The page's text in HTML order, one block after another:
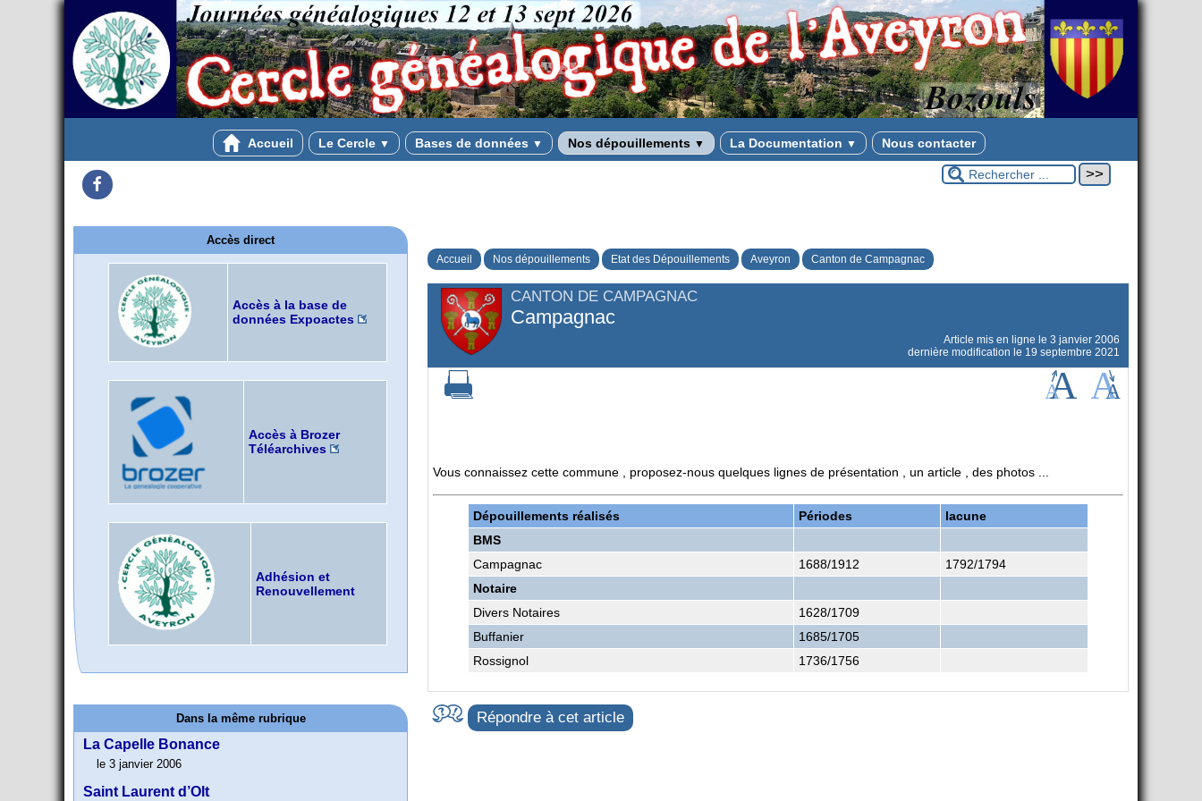
Accueil Le Cercle ▼ Bases de données ▼ Nos dépouillements ▼ La Documentation ▼ Nous contacter
Accueil Nos dépouillements Etat des Dépouillements Aveyron Canton de Campagnac
CANTON DE CAMPAGNAC
Campagnac
Article mis en ligne le 3 janvier 2006
dernière modification le 19 septembre 2021
Vous connaissez cette commune , proposez-nous quelques lignes de présentation , un article , des photos ...
Dépouillements réalisés Périodes
lacune
BMS
Campagnac
1688/1912
1792/1794
Notaire
Divers Notaires
1628/1709
Buffanier
1685/1705
Rossignol
1736/1756
Répondre à cet article
Accès direct
Accès à la base de
données Expoactes
Accès à Brozer
Téléarchives
Adhésion et
Renouvellement
Dans la même rubrique
La Capelle Bonance
le 3 janvier 2006
Saint Laurent d’Olt